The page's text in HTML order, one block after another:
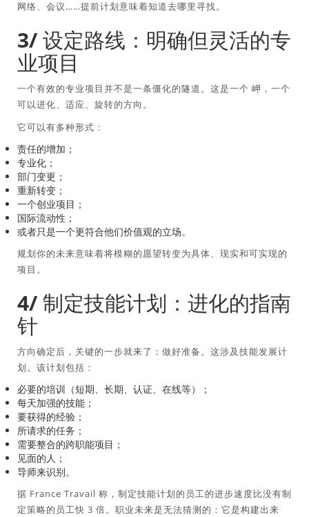
网络、会议……提前计划意味着知道去哪里寻找。
3/ 设定路线：明确但灵活的专
业项目
一个有效的专业项目并不是一条僵化的隧道。这是一个 岬 ，一个
可以进化、适应、旋转的方向。
它可以有多种形式：
责任的增加；
专业化；
部门变更；
重新转变；
一个创业项目；
国际流动性；
或者只是一个更符合他们价值观的立场。
规划你的未来意味着将模糊的愿望转变为具体、现实和可实现的
项目。
4/ 制定技能计划：进化的指南
针
方向确定后，关键的一步就来了：做好准备。这涉及技能发展计
划。该计划包括：
必要的培训（短期、长期、认证、在线等）；
每天加强的技能；
要获得的经验；
所请求的任务；
需要整合的跨职能项目；
见面的人；
导师来识别。
据 France Travail 称，制定技能计划的员工的进步速度比没有制
定策略的员工快 3 倍。职业未来是无法猜测的：它是构建出来